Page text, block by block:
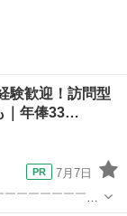
験歓迎！訪問型
｜年俸33…
7月7日
￣￣￣￣￣￣￣